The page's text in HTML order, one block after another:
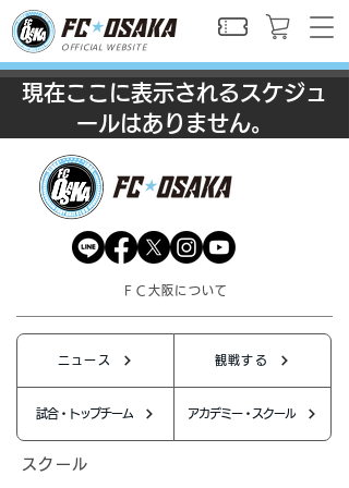
OFFICIAL WEBSITE
現在ここに表示されるスケジュ
ールはありません。
ＦＣ大阪について
ニュース 観戦する
試合・トップチーム アカデミー・スクール
スクール